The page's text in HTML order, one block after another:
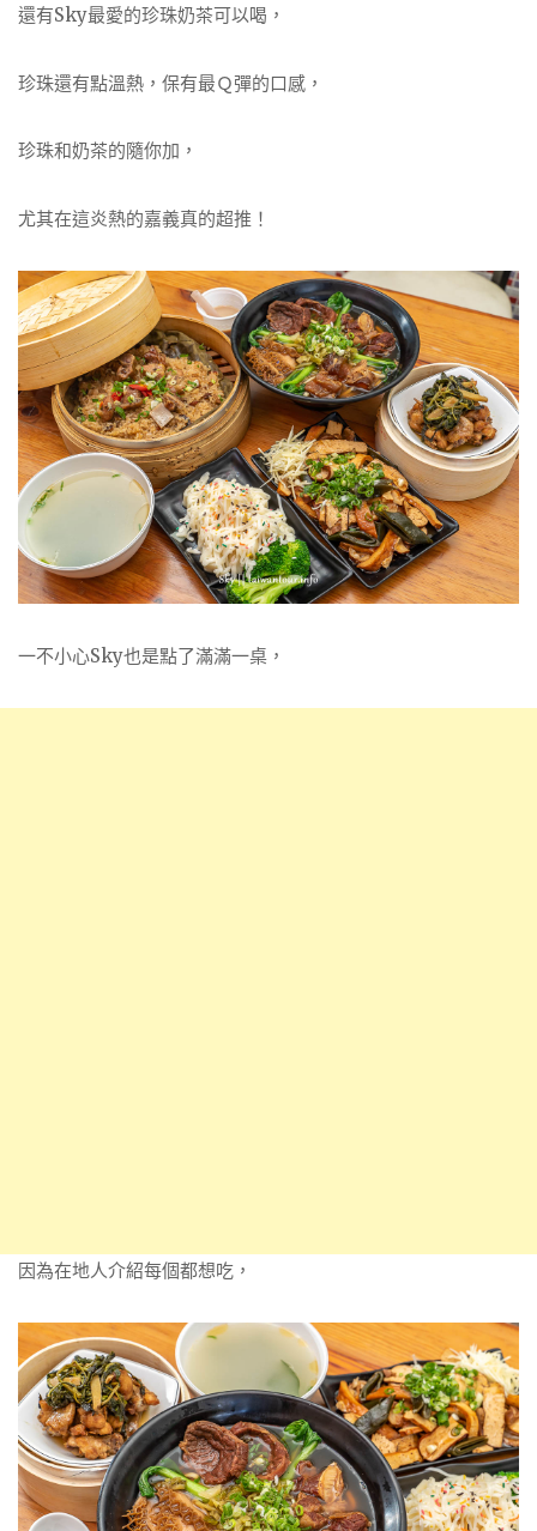
還有Sky最愛的珍珠奶茶可以喝，
珍珠還有點溫熱，保有最Ｑ彈的口感，
珍珠和奶茶的隨你加，
尤其在這炎熱的嘉義真的超推！
一不小心Sky也是點了滿滿一桌，
因為在地人介紹每個都想吃，